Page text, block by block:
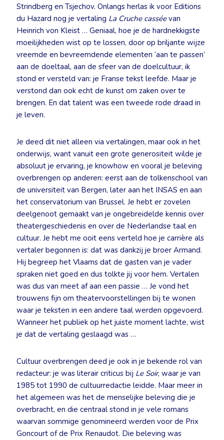
Strindberg en Tsjechov. Onlangs herlas ik voor Editions
du Hazard nog je vertaling La Cruche casséevan
Heinrich von Kleist … Geniaal, hoe je de hardnekkigste
moeilijkheden wist op te lossen, door op briljante wijze
vreemde en bevreemdende elementen ‘aan te passen’
aan de doeltaal, aan de sfeer van de doelcultuur, ik
stond er versteld van: je Franse tekst leefde. Maar je
verstond dan ook echt de kunst om zaken over te
brengen. En dat talent was een tweede rode draad in
je leven.
Je deed dit niet alleen via vertalingen, maar ook in het
onderwijs, want vanuit een grote generositeit wilde je
absoluut je ervaring, je knowhow en vooral je beleving
overbrengen op anderen: eerst aan de tolkenschool van
de universiteit van Bergen, later aan het INSAS en aan
het conservatorium van Brussel. Je hebt er zovelen
deelgenoot gemaakt van je ongebreidelde kennis over
theatergeschiedenis en over de Nederlandse taal en
cultuur. Je hebt me ooit eens verteld hoe je carrière als
vertaler begonnen is: dat was dankzij je broer Armand.
Hij begreep het Vlaams dat de gasten van je vader
spraken niet goed en dus tolkte jij voor hem. Vertalen
was dus van meet af aan een passie … Je vond het
trouwens fijn om theatervoorstellingen bij te wonen
waar je teksten in een andere taal werden opgevoerd.
Wanneer het publiek op het juiste moment lachte, wist
je dat de vertaling geslaagd was …
Cultuur overbrengen deed je ook in je bekende rol van
redacteur: je was literair criticus bij Le Soir, waar je van
1985 tot 1990 de cultuurredactie leidde. Maar meer in
het algemeen was het de menselijke beleving die je
overbracht, en die centraal stond in je vele romans
waarvan sommige genomineerd werden voor de Prix
Goncourt of de Prix Renaudot. Die beleving was